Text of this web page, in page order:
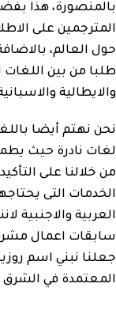
بالمنصورة، هذا
حول العالم،
طلبا من بين اللغات
والايطالية
نحن نهتم أيضا
لغات نادرة حيث
من خلالنا على
الخدمات التى
العربية والاجنبية
سابقات اعمال
جعلنا نبني اسم
المعتمدة في